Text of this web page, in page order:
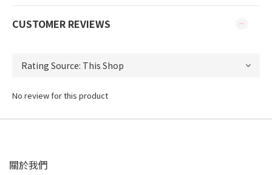
CUSTOMER REVIEWS
No review for this product
關於我們